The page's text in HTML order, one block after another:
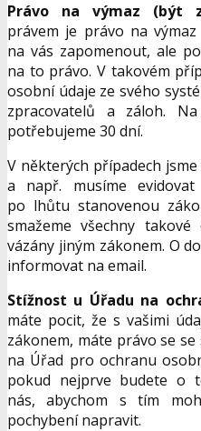
Právo na výmaz (být
právem je právo na
na vás zapomenout, ale
na to právo. V takovém
osobní údaje ze svého
zpracovatelů a záloh.
potřebujeme 30 dní.
V některých případech
a např. musíme evidovat
po lhůtu stanovenou
smažeme všechny
vázány jiným zákonem. O
informovat na email.
Stížnost u Úřadu na
máte pocit, že s vašimi
zákonem, máte právo se
na Úřad pro ochranu
pokud nejprve budete o
nás, abychom s tím
pochybení napravit.